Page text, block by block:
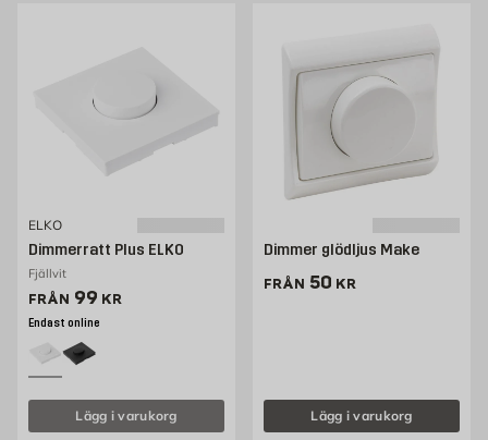
ELKO
Dimmerratt Plus ELKO
Fjällvit
FRÅN Pris 99 kr
99 KR
Endast online
Lägg i varukorg
Dimmer glödljus Make
FRÅN Pris 50 kr
50 KR
Lägg i varukorg